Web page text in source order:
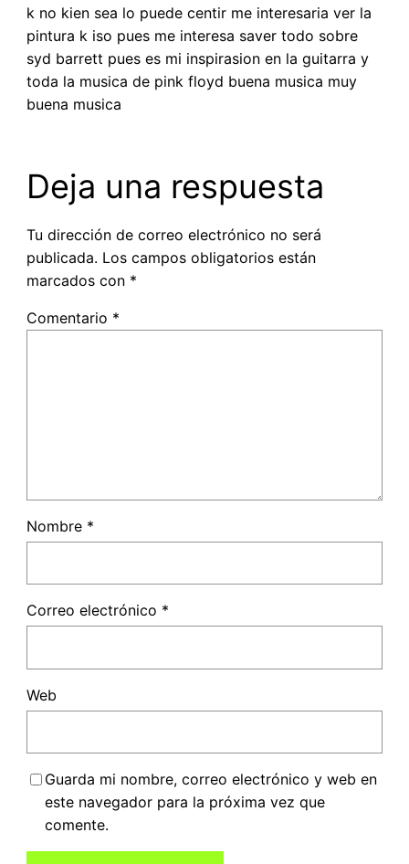
k no kien sea lo puede centir me interesaria ver la
pintura k iso pues me interesa saver todo sobre
syd barrett pues es mi inspirasion en la guitarra y
toda la musica de pink floyd buena musica muy
buena musica
Deja una respuesta
Tu dirección de correo electrónico no será
publicada. Los campos obligatorios están
marcados con *
Comentario *
Nombre *
Correo electrónico *
Web
Guarda mi nombre, correo electrónico y web en
este navegador para la próxima vez que
comente.